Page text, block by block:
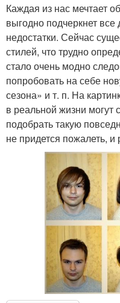
Каждая из нас мечтает
выгодно подчеркнет все
недостатки. Сейчас
стилей, что трудно
стало очень модно
попробовать на себе
сезона» и т. п. На
в реальной жизни могут
подобрать такую
не придется пожалеть, и